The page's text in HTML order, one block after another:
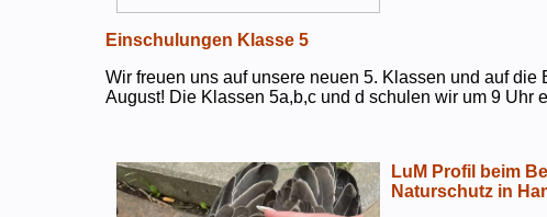
Einschulungen Klasse 5
Wir freuen uns auf unsere neuen 5. Klassen und auf
August! Die Klassen 5a,b,c und d schulen wir um 9 Uhr
LuM Profil beim
Naturschutz in